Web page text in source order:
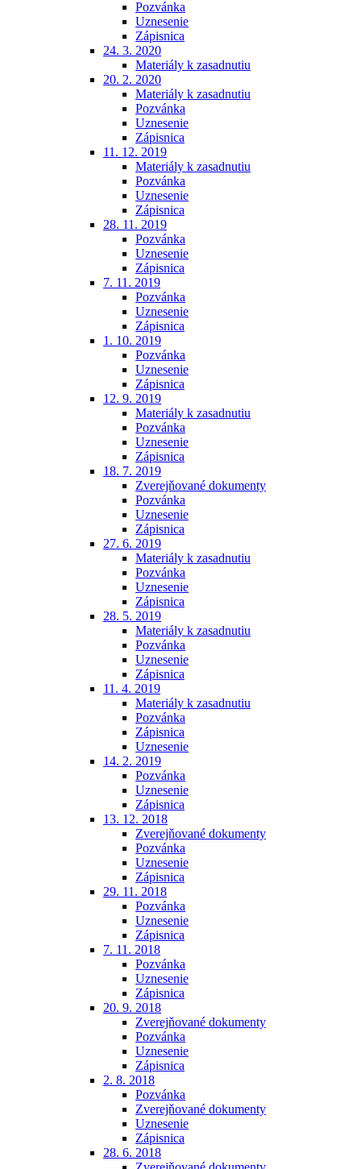
Pozvánka
Uznesenie
Zápisnica
24. 3. 2020
Materiály k zasadnutiu
20. 2. 2020
Materiály k zasadnutiu
Pozvánka
Uznesenie
Zápisnica
11. 12. 2019
Materiály k zasadnutiu
Pozvánka
Uznesenie
Zápisnica
28. 11. 2019
Pozvánka
Uznesenie
Zápisnica
7. 11. 2019
Pozvánka
Uznesenie
Zápisnica
1. 10. 2019
Pozvánka
Uznesenie
Zápisnica
12. 9. 2019
Materiály k zasadnutiu
Pozvánka
Uznesenie
Zápisnica
18. 7. 2019
Zverejňované dokumenty
Pozvánka
Uznesenie
Zápisnica
27. 6. 2019
Materiály k zasadnutiu
Pozvánka
Uznesenie
Zápisnica
28. 5. 2019
Materiály k zasadnutiu
Pozvánka
Uznesenie
Zápisnica
11. 4. 2019
Materiály k zasadnutiu
Pozvánka
Zápisnica
Uznesenie
14. 2. 2019
Pozvánka
Uznesenie
Zápisnica
13. 12. 2018
Zverejňované dokumenty
Pozvánka
Uznesenie
Zápisnica
29. 11. 2018
Pozvánka
Uznesenie
Zápisnica
7. 11. 2018
Pozvánka
Uznesenie
Zápisnica
20. 9. 2018
Zverejňované dokumenty
Pozvánka
Uznesenie
Zápisnica
2. 8. 2018
Pozvánka
Zverejňované dokumenty
Uznesenie
Zápisnica
28. 6. 2018